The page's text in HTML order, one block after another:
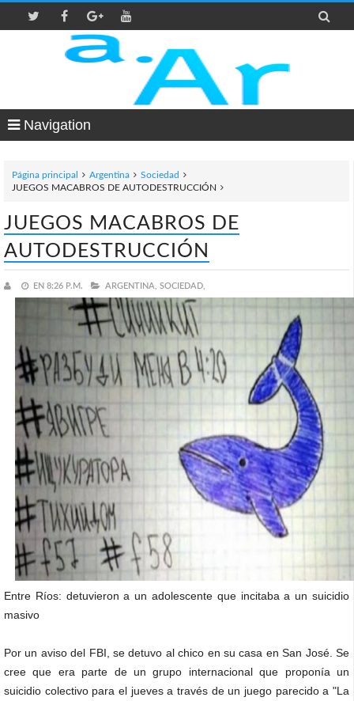

Navigation
Página principal Argentina
Sociedad
JUEGOS MACABROS DE AUTODESTRUCCIÓN
JUEGOS MACABROS DE
AUTODESTRUCCIÓN
EN 8:26 P.M. ARGENTINA, SOCIEDAD,
Entre Ríos: detuvieron a un adolescente que incitaba a un suicidio
masivo
Por un aviso del FBI, se detuvo al chico en su casa en San José. Se
cree que era parte de un grupo internacional que proponía un
suicidio colectivo para el jueves a través de un juego parecido a "La